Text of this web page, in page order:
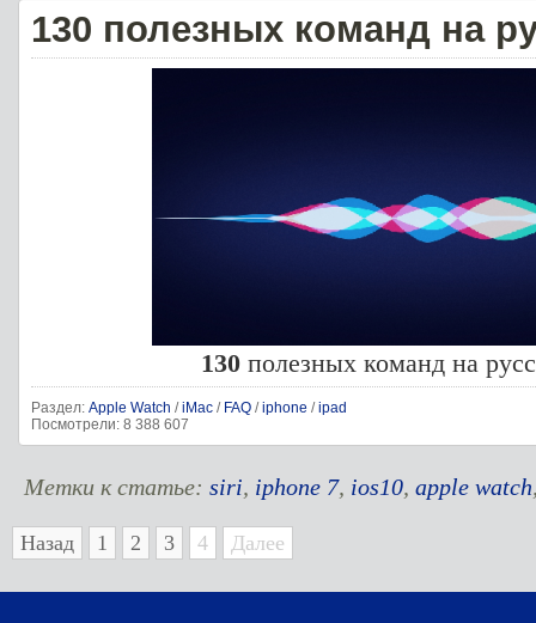
130 полезных команд на
130полезных команд на
Раздел: Apple Watch /iMac / FAQ /iphone /ipad
Посмотрели: 8 388 607
Метки к статье: siri, iphone 7, ios10, apple watch
Назад 1 2 3 4 Далее